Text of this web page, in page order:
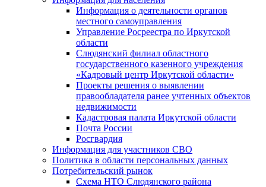
Информация о деятельности органов
местного самоуправления
Управление Росреестра по Иркутской
области
Слюдянский филиал областного
государственного казенного учреждения
«Кадровый центр Иркутской области»
Проекты решения о выявлении
правообладателя ранее учтенных объектов
недвижимости
Кадастровая палата Иркутской области
Почта России
Росгвардия
Информация для участников СВО
Политика в области персональных данных
Потребительский рынок
Схема НТО Слюдянского района